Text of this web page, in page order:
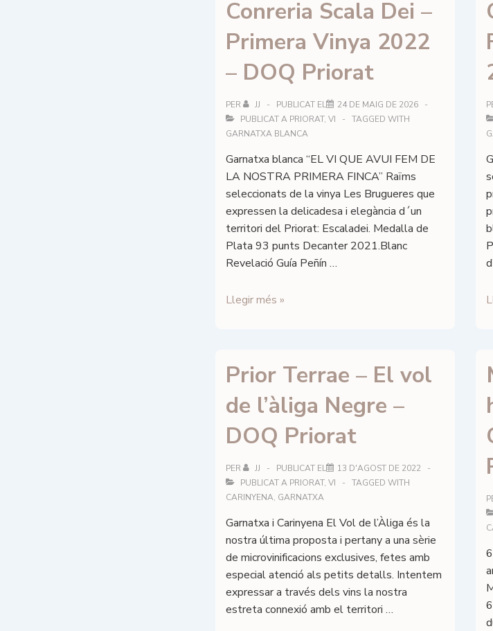
Conreria Scala Dei –
Primera Vinya 2022
– DOQ Priorat
PER JJ PUBLICAT EL
24 DE MAIG DE 2026
PUBLICAT A PRIORAT, VI
TAGGED WITH
GARNATXA BLANCA
Garnatxa blanca “EL VI QUE AVUI FEM DE
LA NOSTRA PRIMERA FINCA” Raïms
seleccionats de la vinya Les Brugueres que
expressen la delicadesa i elegància d´un
territori del Priorat: Escaladei. Medalla de
Plata 93 punts Decanter 2021.Blanc
Revelació Guía Peñín …
Conreria
Primera
Vinya
2022
DOQ
Llegir més »
de
Prior Terrae – El vol
de l’àliga Negre –
DOQ Priorat
PER JJ PUBLICAT EL
13 D'AGOST DE 2022
PUBLICAT A PRIORAT, VI
TAGGED WITH
CARINYENA, GARNATXA
Garnatxa i Carinyena El Vol de l’Àliga és la
nostra última proposta i pertany a una sèrie
de microvinificacions exclusives, fetes amb
especial atenció als petits detalls. Intentem
expressar a través dels vins la nostra
estreta connexió amb el territori …